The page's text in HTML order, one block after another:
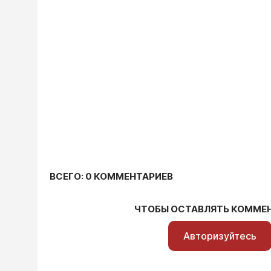
ВСЕГО: 0 КОММЕНТАРИЕВ
ЧТОБЫ ОСТАВЛЯТЬ
Авторизуйтесь